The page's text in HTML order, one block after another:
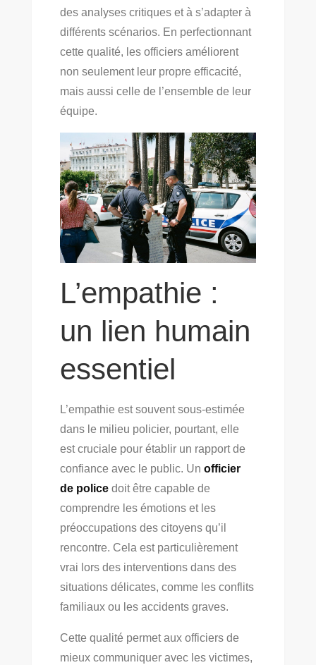
des analyses critiques et à s’adapter à
différents scénarios. En perfectionnant
cette qualité, les officiers améliorent
non seulement leur propre efficacité,
mais aussi celle de l’ensemble de leur
équipe.
L’empathie :
un lien humain
essentiel
L’empathie est souvent sous-estimée
dans le milieu policier, pourtant, elle
est cruciale pour établir un rapport de
confiance avec le public. Un officier
de policedoit être capable de
comprendre les émotions et les
préoccupations des citoyens qu’il
rencontre. Cela est particulièrement
vrai lors des interventions dans des
situations délicates, comme les conflits
familiaux ou les accidents graves.
Cette qualité permet aux officiers de
mieux communiquer avec les victimes,